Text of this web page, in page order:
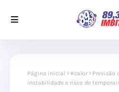
Página inicial #calor
Previsão
instabilidade e risco de